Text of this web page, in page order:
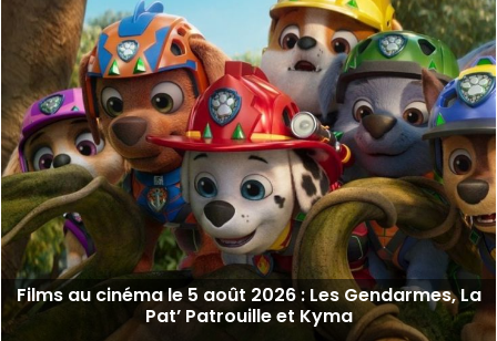
Films au cinéma le 5 août 2026 : Les Gendarmes, La
Pat’ Patrouille et Kyma